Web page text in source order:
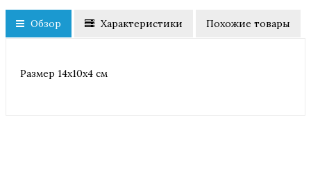
Обзор Характеристики Похожие товары
Размер 14х10х4 см